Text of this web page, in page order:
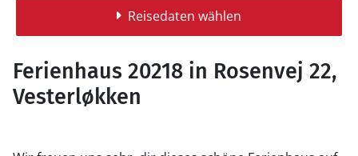
Reisedaten wählen
Ferienhaus 20218 in Rosenvej 22,
Vesterløkken